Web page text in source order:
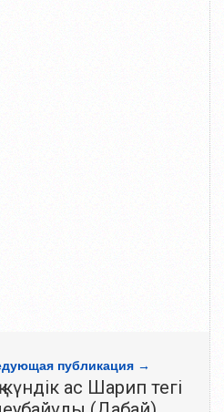
публикация →
ас Шарип тегі